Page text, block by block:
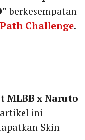
” berkesempatan
Challenge.
MLBB x Naruto
ini
Skin